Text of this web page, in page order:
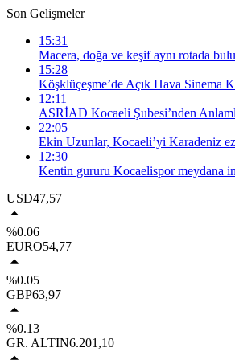
Son Gelişmeler
15:31
Macera, doğa ve keşif aynı rotada
15:28
Köşklüçeşme’de Açık Hava Sinema
12:11
ASRİAD Kocaeli Şubesi’nden
22:05
Ekin Uzunlar, Kocaeli’yi Karadeniz
12:30
Kentin gururu Kocaelispor meydana
USD47,57
%0.06
EURO54,77
%0.05
GBP63,97
%0.13
GR. ALTIN6.201,10